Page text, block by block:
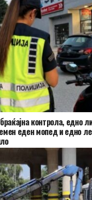
контрола, едно
еден мопед и едно